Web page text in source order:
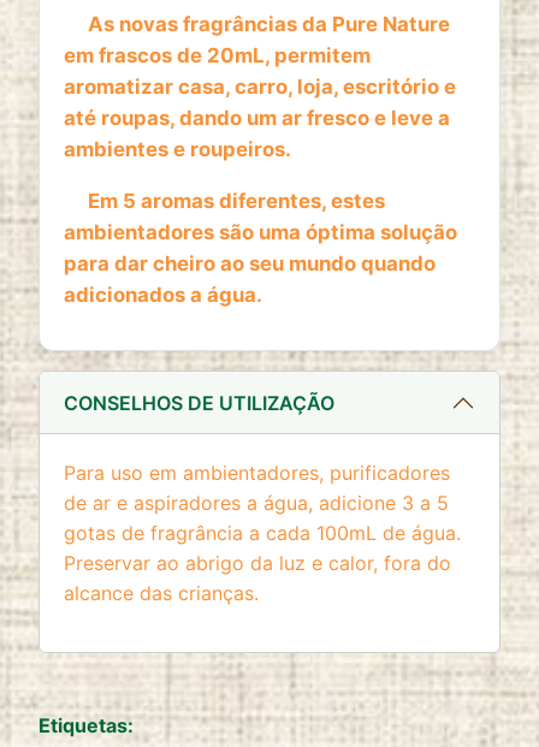
As novas fragrâncias da Pure Nature
em frascos de 20mL, permitem
aromatizar casa, carro, loja, escritório e
até roupas, dando um ar fresco e leve a
ambientes e roupeiros.
Em 5 aromas diferentes, estes
ambientadores são uma óptima solução
para dar cheiro ao seu mundo quando
adicionados a água.
CONSELHOS DE UTILIZAÇÃO
Para uso em ambientadores, purificadores
de ar e aspiradores a água, adicione 3 a 5
gotas de fragrância a cada 100mL de água.
Preservar ao abrigo da luz e calor, fora do
alcance das crianças.
Etiquetas:
forma anónima. Estes dados ajudam-nos a
compreender como os visitantes utilizam o nosso
website.
Google Analytics
_ga, _ga_*
Google LLC
website
Cookie duration:
2 anos